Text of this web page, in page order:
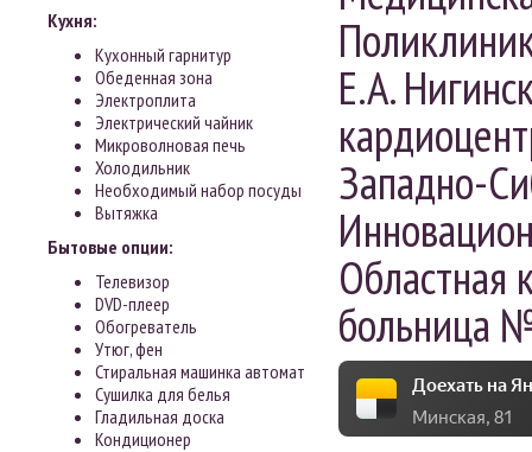
Кухня:
Кухонный гарнитур
Обеденная зона
Электроплита
Электрический чайник
Микроволновая печь
Холодильник
Необходимый набор посуды
Вытяжка
Бытовые опции:
Телевизор
DVD-плеер
Обогреватель
Утюг, фен
Стиральная машинка автомат
Сушилка для белья
Гладильная доска
Кондиционер
Е.А.
Западно-
Областная
больница
Доехать на
Минская, 81